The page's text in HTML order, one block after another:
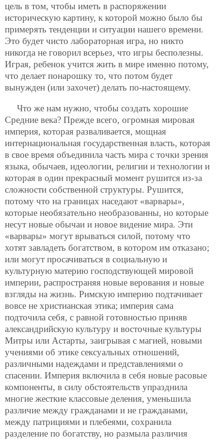
цель в том, чтобы иметь в распоряжении
историческую картину, к которой можно было бы
примерять тенденции и ситуации нашего времени.
Это будет чисто лабораторная игра, но никто
никогда не говорил всерьез, что игры бесполезны.
Играя, ребенок учится жить в мире именно потому,
что делает понарошку то, что потом будет
вынужден (или захочет) делать по-настоящему.
Что же нам нужно, чтобы создать хорошие
Средние века? Прежде всего, огромная мировая
империя, которая разваливается, мощная
интернациональная государственная власть, которая
в свое время объединила часть мира с точки зрения
языка, обычаев, идеологии, религии и технологии и
которая в один прекрасный момент рушится из-за
сложности собственной структуры. Рушится,
потому что на границах наседают «варвары»,
которые необязательно необразованны, но которые
несут новые обычаи и новое видение мира. Эти
«варвары» могут врываться силой, потому что
хотят завладеть богатством, в котором им отказано;
или могут просачиваться в социальную и
культурную материю господствующей мировой
империи, распространяя новые верования и новые
взгляды на жизнь. Римскую империю подтачивает
вовсе не христианская этика; империя сама
подточила себя, с равной готовностью приняв
александрийскую культуру и восточные культуры
Митры или Астарты, заигрывая с магией, новыми
учениями об этике сексуальных отношений,
различными надеждами и представлениями о
спасении. Империя включила в себя новые расовые
компоненты, в силу обстоятельств упразднила
многие жесткие классовые деления, уменьшила
различие между гражданами и не гражданами,
между патрициями и плебеями, сохранила
разделение по богатству, но размыла различия